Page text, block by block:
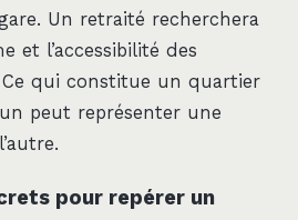
Un retraité recherchera
et l’accessibilité des
Ce qui constitue un quartier
peut représenter une
pour repérer un